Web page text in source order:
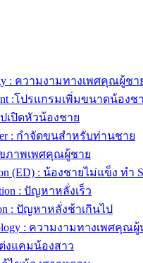
: ความงามทางเพศคุณผู้ชา
:โปรแกรมเพิ่มขนาดน้องช
ปเปิดหัวน้องชาย
: กำจัดขนสำหรับท่านชาย
สุขภาพเพศคุณผู้ชาย
(ED) : น้องชายไม่แข็ง ทำ
: ปัญหาหลั่งเร็ว
: ปัญหาหลั่งช้าเกินไป
: ความงามทางเพศคุณ
ต่งแคมน้องสาว